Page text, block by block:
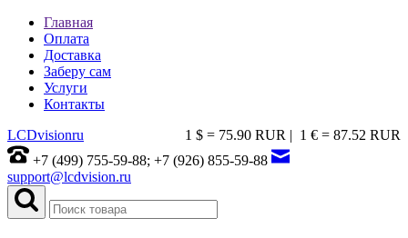
Главная
Оплата
Доставка
Заберу сам
Услуги
Контакты
1 € = 87.52 RUR
1 $ = 75.90 RUR |
LCDvisionru
+7 (499) 755-59-88; +7 (926) 855-59-88
support@lcdvision.ru